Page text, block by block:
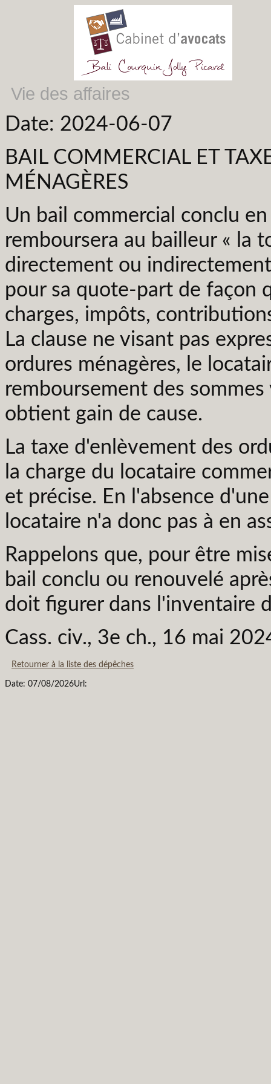
Vie des affaires
Date: 2024-06-07
BAIL COMMERCIAL ET
MÉNAGÈRES
Un bail commercial conclu
remboursera au bailleur « la
directement ou
pour sa quote-part de façon
charges, impôts,
La clause ne visant pas
ordures ménagères, le
remboursement des
obtient gain de cause.
La taxe d'enlèvement des
la charge du locataire
et précise. En l'absence
locataire n'a donc pas à en
Rappelons que, pour être
bail conclu ou renouvelé
doit figurer dans l'inventaire
Cass. civ., 3e ch., 16 mai
Retourner à la liste des dépêches
Date: 07/08/2026Url: